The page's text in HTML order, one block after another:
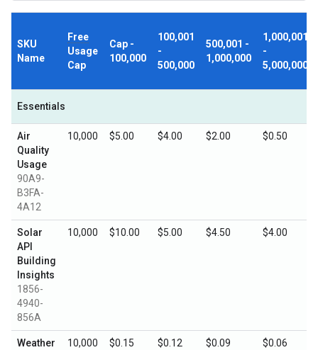
SKU
Name
Free
Usage
Cap
Cap -
100,000
100,001
-
500,000
500,001 -
1,000,000
1,000,001
-
5,000,000
Essentials
Air
Quality
Usage
90A9-
B3FA-
4A12
10,000 $5.00 $4.00 $2.00 $0.50
Solar
API
Building
Insights
1856-
4940-
856A
10,000 $10.00 $5.00 $4.50 $4.00
Weather 10,000 $0.15 $0.12 $0.09 $0.06